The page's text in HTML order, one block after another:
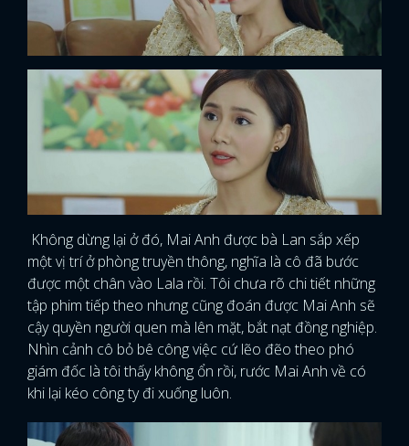
Không dừng lại ở đó, Mai Anh được bà Lan sắp xếp
một vị trí ở phòng truyền thông, nghĩa là cô đã bước
được một chân vào Lala rồi. Tôi chưa rõ chi tiết những
tập phim tiếp theo nhưng cũng đoán được Mai Anh sẽ
cậy quyền người quen mà lên mặt, bắt nạt đồng nghiệp.
Nhìn cảnh cô bỏ bê công việc cứ lẽo đẽo theo phó
giám đốc là tôi thấy không ổn rồi, rước Mai Anh về có
khi lại kéo công ty đi xuống luôn.